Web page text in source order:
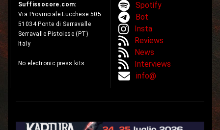
Suffissocore.com:
Via Provinciale Lucchese 505
51034 Ponte di Serravalle
Serravalle Pistoiese (PT)
Italy
No electronic press kits.
Spotify
Bot
Insta
Reviews
News
Interviews
info@